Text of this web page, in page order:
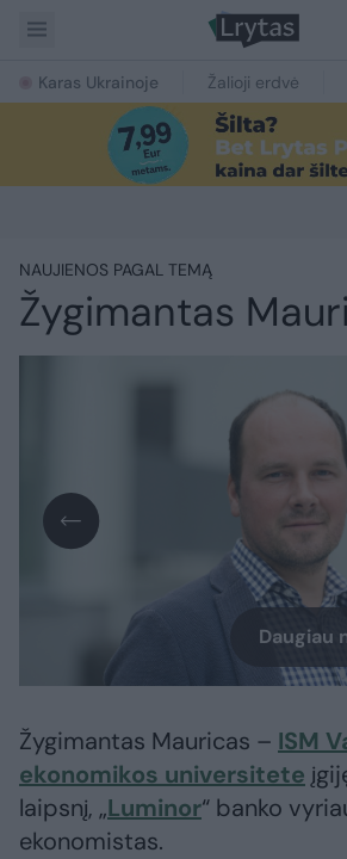
Karas Ukrainoje Žalioji erdvė
NAUJIENOS PAGAL TEMĄ
Žygimantas
Daugiau
Žygimantas Mauricas – ISM
ekonomikos universitete
laipsnį, „Luminor“ banko
ekonomistas.